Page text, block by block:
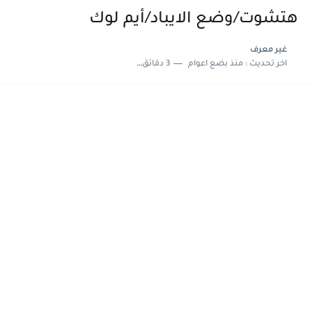
هتشوت/وضع الايباد/أيم لوك
غير معرف
اخر تحديث :منذ بضع اعوام 3 دقائق للقراءة